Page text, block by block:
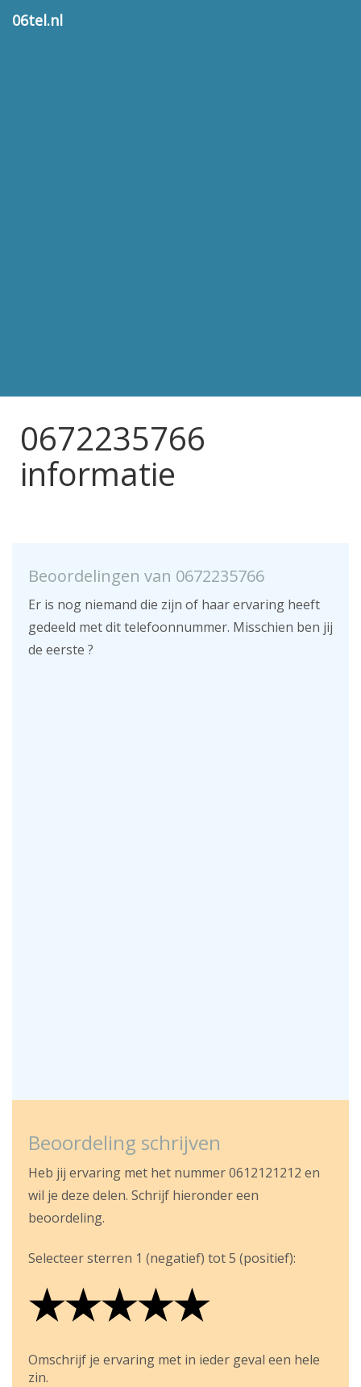
06tel.nl
0672235766
informatie
Beoordelingen van 0672235766
Er is nog niemand die zijn of haar ervaring heeft
gedeeld met dit telefoonnummer. Misschien ben jij
de eerste ?
Beoordeling schrijven
Heb jij ervaring met het nummer 0612121212 en
wil je deze delen. Schrijf hieronder een
beoordeling.
Selecteer sterren 1 (negatief) tot 5 (positief):
★
★★
★★★
★★★★
★★★★★
Omschrijf je ervaring met in ieder geval een hele
zin.